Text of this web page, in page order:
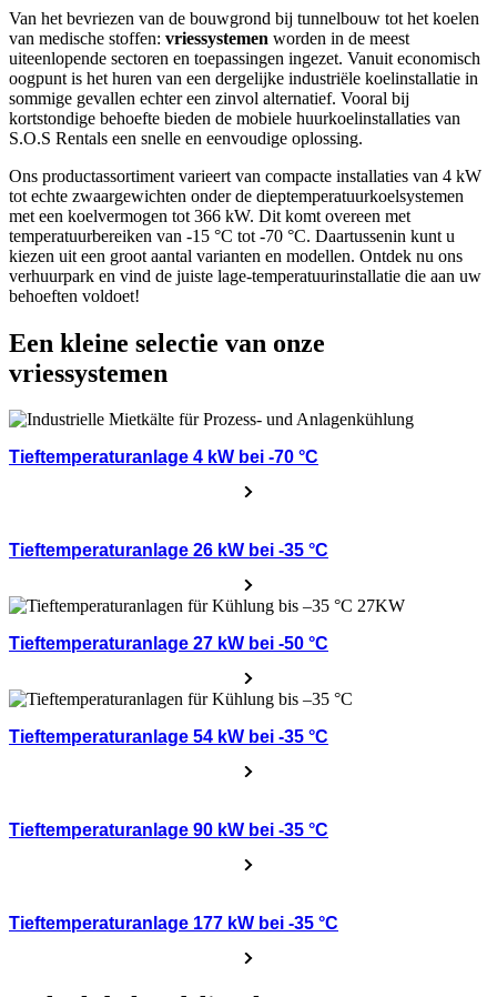
Van het bevriezen van de bouwgrond bij tunnelbouw tot het koelen
van medische stoffen: vriessystemen worden in de meest
uiteenlopende sectoren en toepassingen ingezet. Vanuit economisch
oogpunt is het huren van een dergelijke industriële koelinstallatie in
sommige gevallen echter een zinvol alternatief. Vooral bij
kortstondige behoefte bieden de mobiele huurkoelinstallaties van
S.O.S Rentals een snelle en eenvoudige oplossing.
Ons productassortiment varieert van compacte installaties van 4 kW
tot echte zwaargewichten onder de dieptemperatuurkoelsystemen
met een koelvermogen tot 366 kW. Dit komt overeen met
temperatuurbereiken van -15 °C tot -70 °C. Daartussenin kunt u
kiezen uit een groot aantal varianten en modellen. Ontdek nu ons
verhuurpark en vind de juiste lage-temperatuurinstallatie die aan uw
behoeften voldoet!
Een kleine selectie van onze
vriessystemen
Tieftemperaturanlage 4 kW bei -70 °C
Tieftemperaturanlage 26 kW bei -35 °C
Tieftemperaturanlage 27 kW bei -50 °C
Tieftemperaturanlage 54 kW bei -35 °C
Tieftemperaturanlage 90 kW bei -35 °C
Tieftemperaturanlage 177 kW bei -35 °C